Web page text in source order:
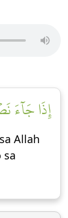
إِذَا جَآءَ
Allah
sa